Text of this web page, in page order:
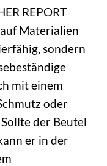
REPORT
Materialien
sondern
mit einem
oder
der Beutel
er in der